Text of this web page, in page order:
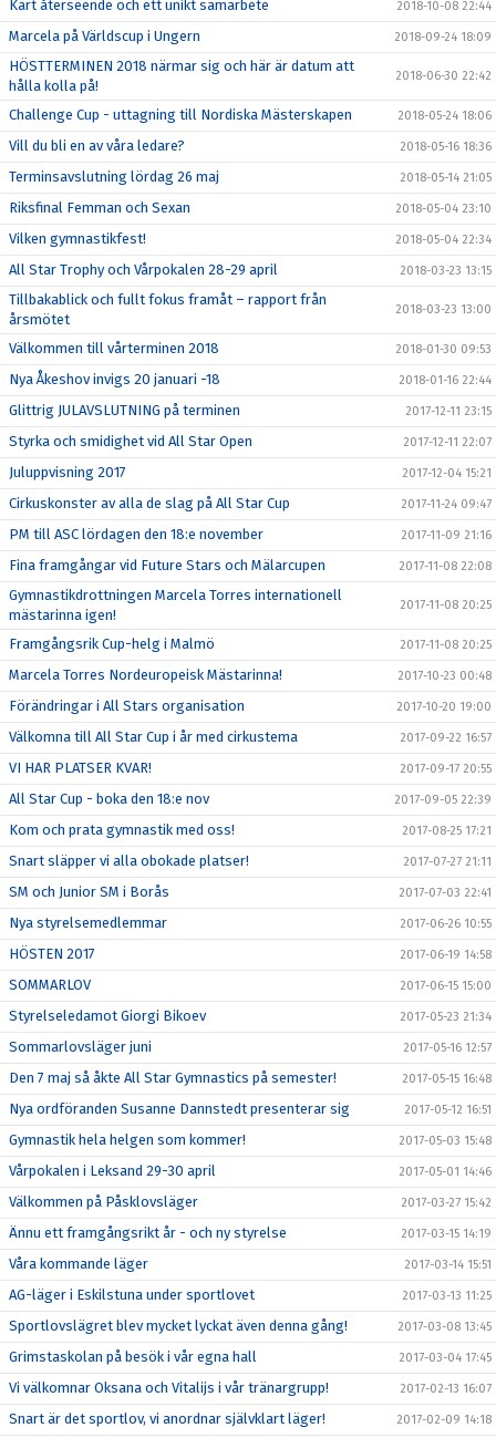
Kärt återseende och ett unikt samarbete 2018-10-08 22:44
Marcela på Världscup i Ungern 2018-09-24 18:09
HÖSTTERMINEN 2018 närmar sig och här är datum att
hålla kolla på!
2018-06-30 22:42
Challenge Cup - uttagning till Nordiska Mästerskapen 2018-05-24 18:06
Vill du bli en av våra ledare? 2018-05-16 18:36
Terminsavslutning lördag 26 maj 2018-05-14 21:05
Riksfinal Femman och Sexan 2018-05-04 23:10
Vilken gymnastikfest! 2018-05-04 22:34
All Star Trophy och Vårpokalen 28-29 april 2018-03-23 13:15
Tillbakablick och fullt fokus framåt – rapport från
årsmötet
2018-03-23 13:00
Välkommen till vårterminen 2018 2018-01-30 09:53
Nya Åkeshov invigs 20 januari -18 2018-01-16 22:44
Glittrig JULAVSLUTNING på terminen 2017-12-11 23:15
Styrka och smidighet vid All Star Open 2017-12-11 22:07
Juluppvisning 2017 2017-12-04 15:21
Cirkuskonster av alla de slag på All Star Cup 2017-11-24 09:47
PM till ASC lördagen den 18:e november 2017-11-09 21:16
Fina framgångar vid Future Stars och Mälarcupen 2017-11-08 22:08
Gymnastikdrottningen Marcela Torres internationell
mästarinna igen!
2017-11-08 20:25
Framgångsrik Cup-helg i Malmö 2017-11-08 20:25
Marcela Torres Nordeuropeisk Mästarinna! 2017-10-23 00:48
Förändringar i All Stars organisation 2017-10-20 19:00
Välkomna till All Star Cup i år med cirkustema 2017-09-22 16:57
VI HAR PLATSER KVAR! 2017-09-17 20:55
All Star Cup - boka den 18:e nov 2017-09-05 22:39
Kom och prata gymnastik med oss! 2017-08-25 17:21
Snart släpper vi alla obokade platser! 2017-07-27 21:11
SM och Junior SM i Borås 2017-07-03 22:41
Nya styrelsemedlemmar 2017-06-26 10:55
HÖSTEN 2017 2017-06-19 14:58
SOMMARLOV 2017-06-15 15:00
Styrelseledamot Giorgi Bikoev 2017-05-23 21:34
Sommarlovsläger juni 2017-05-16 12:57
Den 7 maj så åkte All Star Gymnastics på semester! 2017-05-15 16:48
Nya ordföranden Susanne Dannstedt presenterar sig 2017-05-12 16:51
Gymnastik hela helgen som kommer! 2017-05-03 15:48
Vårpokalen i Leksand 29-30 april 2017-05-01 14:46
Välkommen på Påsklovsläger 2017-03-27 15:42
Ännu ett framgångsrikt år - och ny styrelse 2017-03-15 14:19
Våra kommande läger 2017-03-14 15:51
AG-läger i Eskilstuna under sportlovet 2017-03-13 11:25
Sportlovslägret blev mycket lyckat även denna gång! 2017-03-08 13:45
Grimstaskolan på besök i vår egna hall 2017-03-04 17:45
Vi välkomnar Oksana och Vitalijs i vår tränargrupp! 2017-02-13 16:07
Snart är det sportlov, vi anordnar självklart läger! 2017-02-09 14:18